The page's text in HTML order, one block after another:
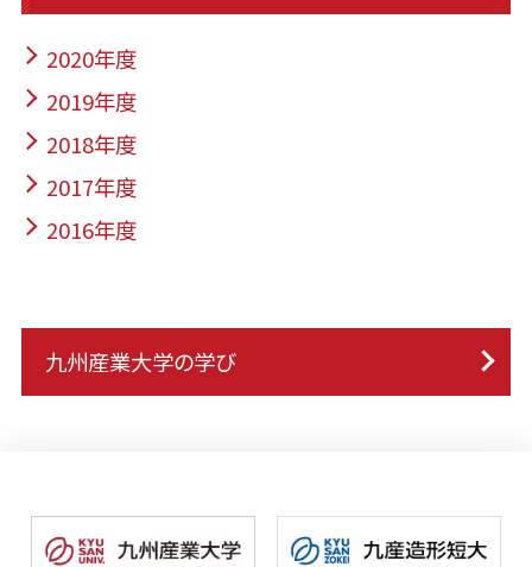
2020年度
2019年度
2018年度
2017年度
2016年度
九州産業大学の学び